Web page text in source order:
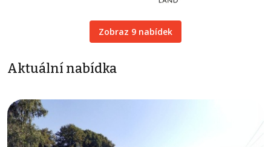
Zobraz 9 nabídek
Aktuální nabídka